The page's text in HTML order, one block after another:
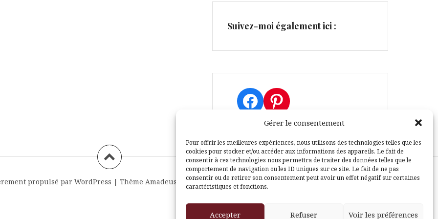
Gérer le consentement
Pour offrir les meilleures expériences, nous utilisons des technologies telles que les
cookies pour stocker et/ou accéder aux informations des appareils. Le fait de
consentir à ces technologies nous permettra de traiter des données telles que le
comportement de navigation ou les ID uniques sur ce site. Le fait de ne pas
consentir ou de retirer son consentement peut avoir un effet négatif sur certaines
caractéristiques et fonctions.
Accepter Refuser Voir les préférences
Suivez-moi également ici :
Facebook
Pinterest
propulsé par WordPress | Thème Amadeus par Themeisle